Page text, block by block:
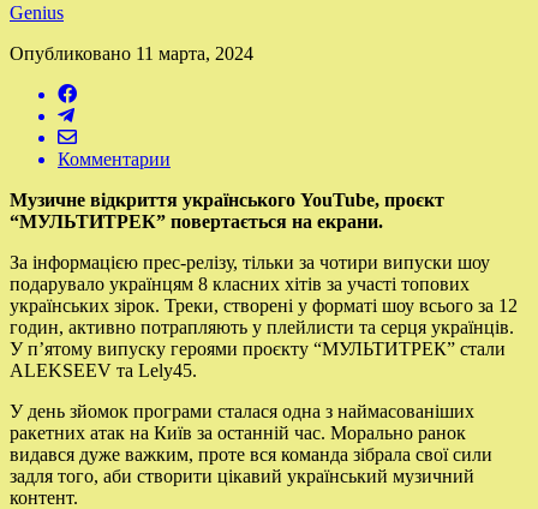
Genius
Опубликовано 11 марта, 2024
Комментарии
Музичне відкриття українського YouTube, проєкт
“МУЛЬТИТРЕК” повертається на екрани.
За інформацією прес-релізу, тільки за чотири випуски шоу
подарувало українцям 8 класних хітів за участі топових
українських зірок. Треки, створені у форматі шоу всього за 12
годин, активно потрапляють у плейлисти та серця українців.
У п’ятому випуску героями проєкту “МУЛЬТИТРЕК” стали
ALEKSEEV та Lely45.
У день зйомок програми сталася одна з наймасованіших
ракетних атак на Київ за останній час. Морально ранок
видався дуже важким, проте вся команда зібрала свої сили
задля того, аби створити цікавий український музичний
контент.